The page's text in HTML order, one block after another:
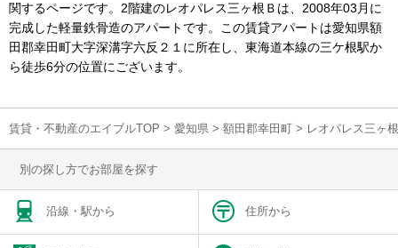
関するページです。2階建のレオパレス三ヶ根Ｂは、2008年03月に
完成した軽量鉄骨造のアパートです。この賃貸アパートは愛知県額
田郡幸田町大字深溝字六反２１に所在し、東海道本線の三ケ根駅か
ら徒歩6分の位置にございます。
賃貸・不動産のエイブルTOP > 愛知県 > 額田郡幸田町 > レオパレス三ヶ
別の探し方でお部屋を探す
沿線・駅から 住所から